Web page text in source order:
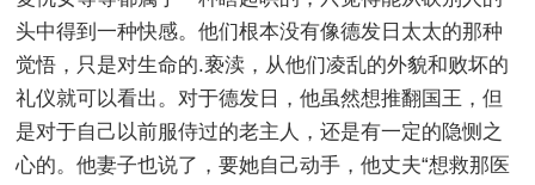
头中得到一种快感。他们根本没有像德发日太太的那种
觉悟，只是对生命的.亵渎，从他们凌乱的外貌和败坏的
礼仪就可以看出。对于德发日，他虽然想推翻国王，但
是对于自己以前服侍过的老主人，还是有一定的隐恻之
心的。他妻子也说了，要她自己动手，他丈夫“想救那医